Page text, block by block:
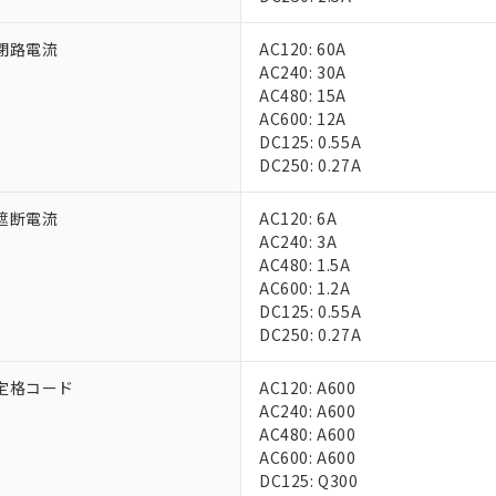
路電流
AC120: 60A
AC240: 30A
AC480: 15A
AC600: 12A
DC125: 0.55A
DC250: 0.27A
断電流
AC120: 6A
AC240: 3A
AC480: 1.5A
AC600: 1.2A
DC125: 0.55A
DC250: 0.27A
格コード
AC120: A600
AC240: A600
AC480: A600
AC600: A600
DC125: Q300
および標準価格はお客様のお取引先、またはお客様担当のオムロ
相談ください。
販売ネットワーク
標準価格結果を当社の事前の承諾なく第三者に漏洩または開示し
能（部品リスト作成サービス）をご利用いただくには、I-Webメンバ
・サービスに関するお客様との取引・商談に必要な範囲で利用す
"個人情報の共同利用に関して"
の「1.共同利用者の
状況などにより、予定月が前後することがあります。
をダウンロードすることができます。
時点で非含有を証明するもので、過去に遡って非含有を証明するも
フタル酸エステル類４物質の対応では、対応完了までの期間は出
考欄に対応日を記載しておりました。
への在庫切替を完了していることから、特段のことがない限り、
10物質）のすべてが基準値以下であることを示します。
状況下において有害物質が外部に漏えいし、環境に深刻な影響を及
。当社販売部門へお問い合わせください。
を、核兵器、ミサイル、化学兵器、生物兵器またはその他武器並
いたしません。
品を第三者に販売する場合は、上記1、2および3の内容を当該第三
売先および販売に係わる関係者が違法に輸出するおそれがある場
満たないが在庫あり
(最新の在庫状況については、お客様のお取引先、またはお客様担当
機種、また在庫状況の情報を公開していない機種